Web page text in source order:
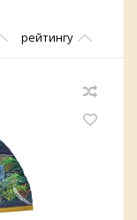
рейтингу